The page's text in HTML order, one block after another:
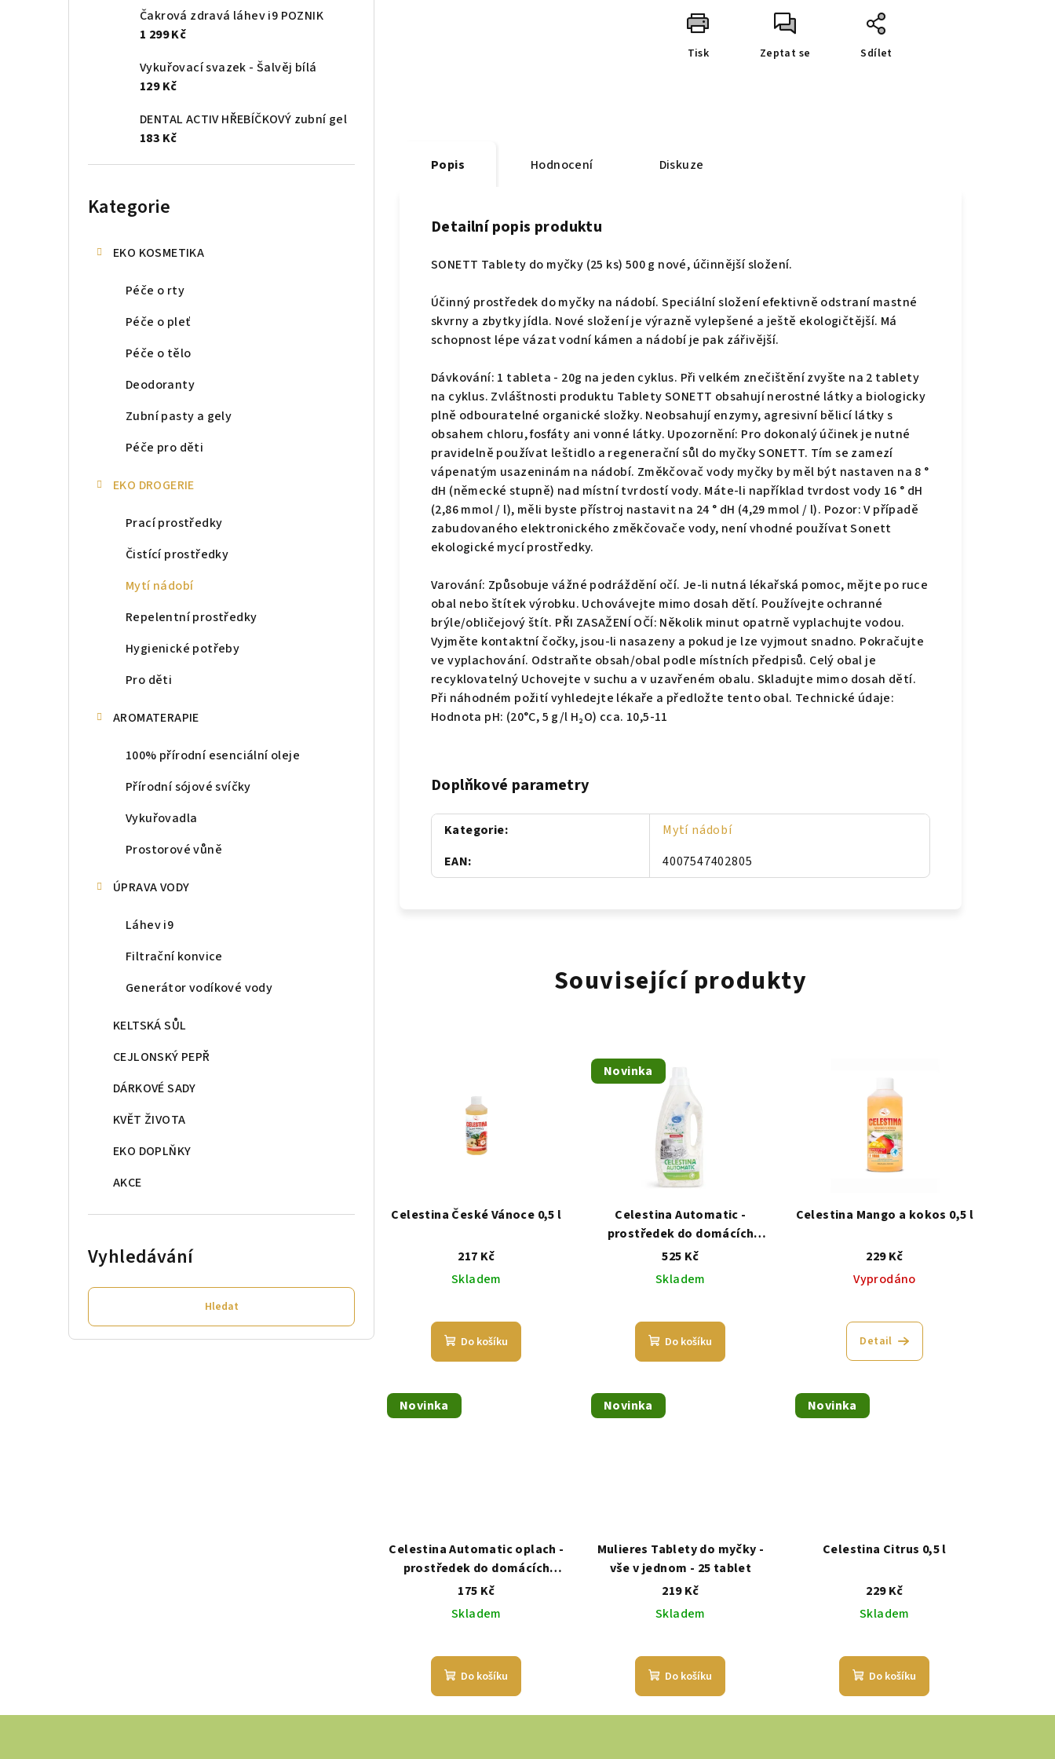
Čakrová zdravá láhev i9 POZNIK
1 299 Kč
Vykuřovací svazek - Šalvěj bílá
129 Kč
DENTAL ACTIV HŘEBÍČKOVÝ zubní gel
183 Kč
Kategorie
EKO KOSMETIKA
Péče o rty
Péče o pleť
Péče o tělo
Deodoranty
Zubní pasty a gely
Péče pro děti
EKO DROGERIE
Prací prostředky
Čistící prostředky
Mytí nádobí
Repelentní prostředky
Hygienické potřeby
Pro děti
AROMATERAPIE
100% přírodní esenciální oleje
Přírodní sójové svíčky
Vykuřovadla
Prostorové vůně
ÚPRAVA VODY
Láhev i9
Filtrační konvice
Generátor vodíkové vody
KELTSKÁ SŮL
CEJLONSKÝ PEPŘ
DÁRKOVÉ SADY
KVĚT ŽIVOTA
EKO DOPLŇKY
AKCE
Vyhledávání
Hledat
Tisk Zeptat se Sdílet
Popis Hodnocení Diskuze
Detailní popis produktu
SONETT Tablety do myčky (25 ks) 500 g nové, účinnější složení.
Účinný prostředek do myčky na nádobí. Speciální složení efektivně odstraní mastné
skvrny a zbytky jídla. Nové složení je výrazně vylepšené a ještě ekologičtější. Má
schopnost lépe vázat vodní kámen a nádobí je pak zářivější.
Dávkování: 1 tableta - 20g na jeden cyklus. Při velkém znečištění zvyšte na 2 tablety
na cyklus. Zvláštnosti produktu Tablety SONETT obsahují nerostné látky a biologicky
plně odbouratelné organické složky. Neobsahují enzymy, agresivní bělicí látky s
obsahem chloru, fosfáty ani vonné látky. Upozornění: Pro dokonalý účinek je nutné
pravidelně používat leštidlo a regenerační sůl do myčky SONETT. Tím se zamezí
vápenatým usazeninám na nádobí. Změkčovač vody myčky by měl být nastaven na 8 °
dH (německé stupně) nad místní tvrdostí vody. Máte-li například tvrdost vody 16 ° dH
(2,86 mmol / l), měli byste přístroj nastavit na 24 ° dH (4,29 mmol / l). Pozor: V případě
zabudovaného elektronického změkčovače vody, není vhodné používat Sonett
ekologické mycí prostředky.
Varování: Způsobuje vážné podráždění očí. Je-li nutná lékařská pomoc, mějte po ruce
obal nebo štítek výrobku. Uchovávejte mimo dosah dětí. Používejte ochranné
brýle/obličejový štít. PŘI ZASAŽENÍ OČÍ: Několik minut opatrně vyplachujte vodou.
Vyjměte kontaktní čočky, jsou-li nasazeny a pokud je lze vyjmout snadno. Pokračujte
ve vyplachování. Odstraňte obsah/obal podle místních předpisů. Celý obal je
recyklovatelný Uchovejte v suchu a v uzavřeném obalu. Skladujte mimo dosah dětí.
Při náhodném požití vyhledejte lékaře a předložte tento obal. Technické údaje:
Hodnota pH: (20°C, 5 g/l H₂O) cca. 10,5-11
Doplňkové parametry
Kategorie:
Mytí nádobí
EAN: 4007547402805
Související produkty
Celestina České Vánoce 0,5 l
217 Kč
Skladem
Do košíku
Novinka
Celestina Automatic -
prostředek do domácích
myček na nádobí
525 Kč
Skladem
Do košíku
Celestina Mango a kokos 0,5 l
229 Kč
Vyprodáno
Detail
Novinka
Celestina Automatic oplach -
prostředek do domácích
myček na nádobí
175 Kč
Skladem
Do košíku
Novinka
Mulieres Tablety do myčky -
vše v jednom - 25 tablet
219 Kč
Skladem
Do košíku
Novinka
Celestina Citrus 0,5 l
229 Kč
Skladem
Do košíku